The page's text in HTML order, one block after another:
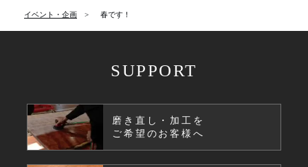
イベント・企画 春です！
SUPPORT
磨き直し・加工を
ご希望のお客様へ